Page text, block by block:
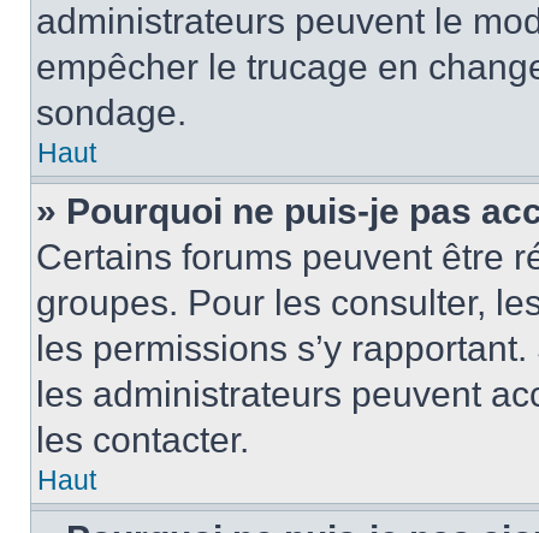
administrateurs peuvent le
empêcher le trucage en
sondage.
Haut
» Pourquoi ne puis-je pas
Certains forums peuvent être
groupes. Pour les consulter,
les permissions s’y
les administrateurs peuvent
les contacter.
Haut